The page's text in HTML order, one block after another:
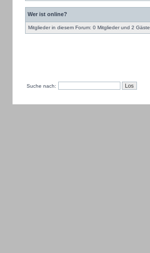
Wer ist online?
Mitglieder in diesem Forum: 0 Mitglieder und 2 Gäste
Suche nach: